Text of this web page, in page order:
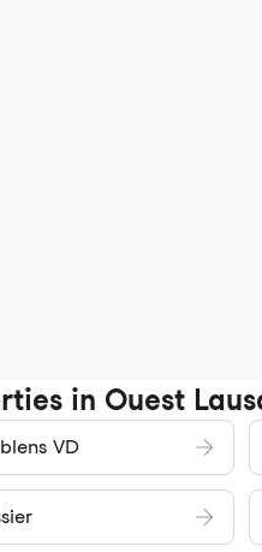
in Ouest
VD